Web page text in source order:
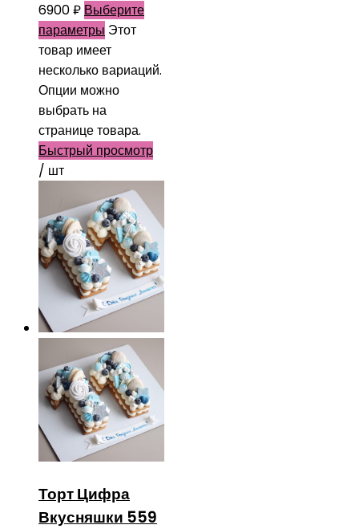
6900₽ Выберите
параметры Этот
товар имеет
несколько вариаций.
Опции можно
выбрать на
странице товара.
Быстрый просмотр
/ шт
Торт Цифра
Вкусняшки 559